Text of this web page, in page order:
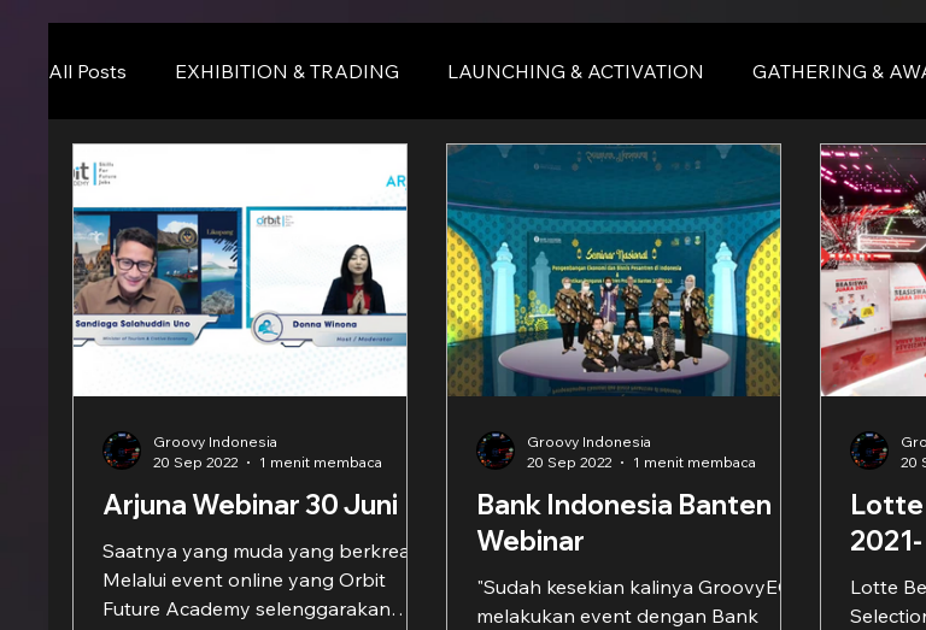
All Posts EXHIBITION & TRADING LAUNCHING & ACTIVATION GATHERING &
Online Event Seminar & Conference BALI
Arjuna Webinar 30 Juni
Saatnya yang muda yang berkreasi.
Melalui event online yang Orbit
Future Academy selenggarakan
Groovy Indonesia
20 Sep 2022
1 menit membaca
Bank Indonesia Banten
Webinar
"Sudah kesekian kalinya GroovyEO
melakukan event dengan Bank
Groovy Indonesia
20 Sep 2022
1 menit membaca
Lotte
Lotte
20